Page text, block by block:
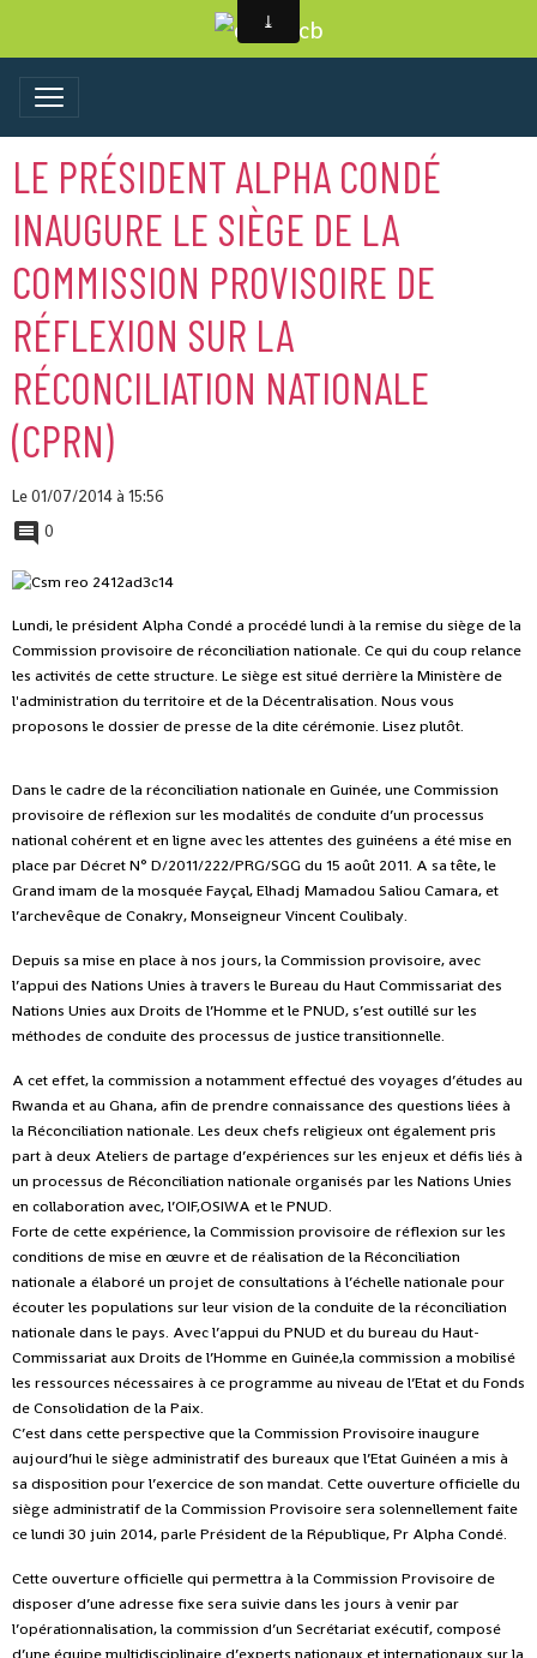
LE PRÉSIDENT ALPHA CONDÉ
INAUGURE LE SIÈGE DE LA
COMMISSION PROVISOIRE DE
RÉFLEXION SUR LA
RÉCONCILIATION NATIONALE
(CPRN)
Le 01/07/2014à 15:56
0
Lundi, le président Alpha Condé a procédé lundi à la remise du siège de la
Commission provisoire de réconciliation nationale. Ce qui du coup relance
les activités de cette structure. Le siège est situé derrière la Ministère de
l'administration du territoire et de la Décentralisation. Nous vous
proposons le dossier de presse de la dite cérémonie. Lisez plutôt.
Dans le cadre de la réconciliation nationale en Guinée, une Commission
provisoire de réflexion sur les modalités de conduite d’un processus
national cohérent et en ligne avec les attentes des guinéens a été mise en
place par Décret N° D/2011/222/PRG/SGG du 15 août 2011. A sa tête, le
Grand imam de la mosquée Fayçal, Elhadj Mamadou Saliou Camara, et
l’archevêque de Conakry, Monseigneur Vincent Coulibaly.
Depuis sa mise en place à nos jours, la Commission provisoire, avec
l’appui des Nations Unies à travers le Bureau du Haut Commissariat des
Nations Unies aux Droits de l’Homme et le PNUD, s’est outillé sur les
méthodes de conduite des processus de justice transitionnelle.
A cet effet, la commission a notamment effectué des voyages d’études au
Rwanda et au Ghana, afin de prendre connaissance des questions liées à
la Réconciliation nationale. Les deux chefs religieux ont également pris
part à deux Ateliers de partage d’expériences sur les enjeux et défis liés à
un processus de Réconciliation nationale organisés par les Nations Unies
en collaboration avec, l’OIF,OSIWA et le PNUD.
Forte de cette expérience, la Commission provisoire de réflexion sur les
conditions de mise en œuvre et de réalisation de la Réconciliation
nationale a élaboré un projet de consultations à l’échelle nationale pour
écouter les populations sur leur vision de la conduite de la réconciliation
nationale dans le pays. Avec l’appui du PNUD et du bureau du Haut-
Commissariat aux Droits de l’Homme en Guinée,la commission a mobilisé
les ressources nécessaires à ce programme au niveau de l’Etat et du Fonds
de Consolidation de la Paix.
C’est dans cette perspective que la Commission Provisoire inaugure
aujourd’hui le siège administratif des bureaux que l’Etat Guinéen a mis à
sa disposition pour l’exercice de son mandat. Cette ouverture officielle du
siège administratif de la Commission Provisoire sera solennellement faite
ce lundi 30 juin 2014, parle Président de la République, Pr Alpha Condé.
Cette ouverture officielle qui permettra à la Commission Provisoire de
disposer d’une adresse fixe sera suivie dans les jours à venir par
l’opérationnalisation, la commission d’un Secrétariat exécutif, composé
d’une équipe multidisciplinaire d’experts nationaux et internationaux sur la